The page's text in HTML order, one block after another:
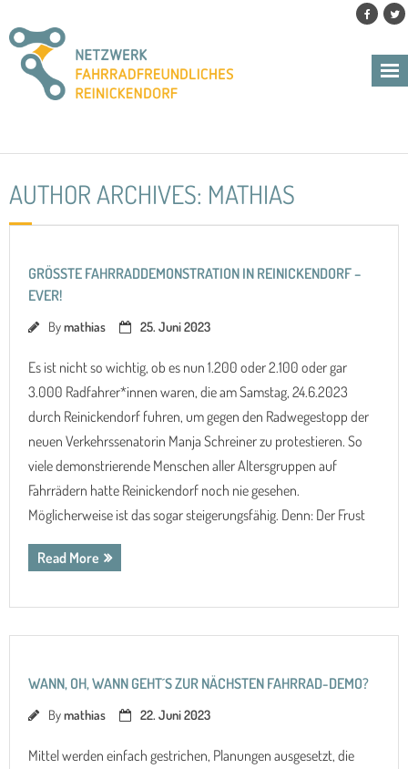
to
content
AUTHOR ARCHIVES: MATHIAS
GRÖSSTE FAHRRADDEMONSTRATION IN REINICKENDORF – E
VER!
Bymathias 25. Juni 2023
Es ist nicht so wichtig, ob es nun 1.200 oder 2.100 oder gar
3.000 Radfahrer*innen waren, die am Samstag, 24.6.2023
durch Reinickendorf fuhren, um gegen den Radwegestopp der
neuen Verkehrssenatorin Manja Schreiner zu protestieren. So
viele demonstrierende Menschen aller Altersgruppen auf
Fahrrädern hatte Reinickendorf noch nie gesehen.
Möglicherweise ist das sogar steigerungsfähig. Denn: Der Frust
Read More
WANN, OH, WANN GEHT´S ZUR NÄCHSTEN FAHRRAD-DEMO?
Bymathias 22. Juni 2023
Mittel werden einfach gestrichen, Planungen ausgesetzt, die